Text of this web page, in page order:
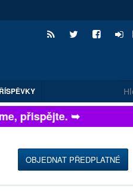
přispějte. ➥
OBJEDNAT PŘEDPLATNÉ